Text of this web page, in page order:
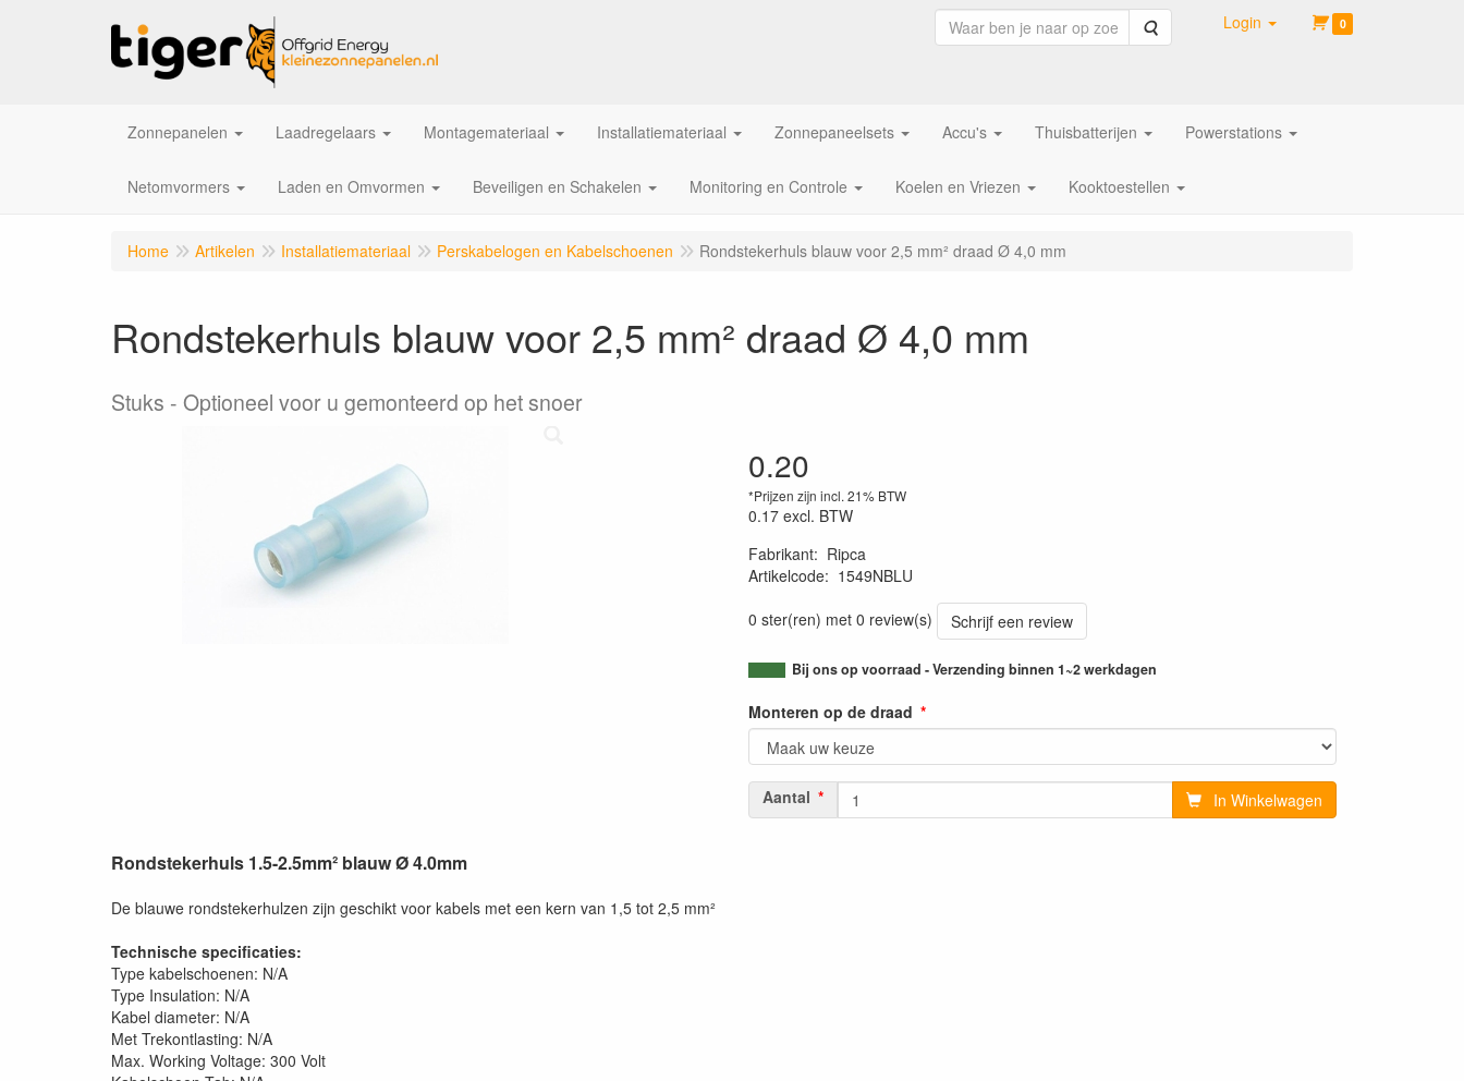
Zoeken Login 0
Zonnepanelen Laadregelaars Montagemateriaal Installatiemateriaal Zonnepaneelsets Accu's Thuisbatterijen Powerstations
Netomvormers Laden en Omvormen Beveiligen en Schakelen Monitoring en Controle Koelen en Vriezen Kooktoestellen
Home Artikelen Installatiemateriaal Perskabelogen en Kabelschoenen Rondstekerhuls blauw voor 2,5 mm² draad Ø 4,0 mm
Rondstekerhuls blauw voor 2,5 mm² draad Ø 4,0 mm
Stuks Optioneel voor u gemonteerd op het snoer
0.20
*Prijzen zijn incl. 21% BTW
0.17 excl. BTW
Fabrikant: Ripca
Artikelcode: 1549NBLU
0 ster(ren) met 0 review(s)
Schrijf een review
Bij ons op voorraad - Verzending binnen 1~2 werkdagen
Monteren op de draad
Aantal In Winkelwagen
Rondstekerhuls 1.5-2.5mm² blauw Ø 4.0mm
De blauwe rondstekerhulzen zijn geschikt voor kabels met een kern van 1,5 tot 2,5 mm²
Technische specificaties:
Type kabelschoenen: N/A
Type Insulation: N/A
Kabel diameter: N/A
Met Trekontlasting: N/A
Max. Working Voltage: 300 Volt